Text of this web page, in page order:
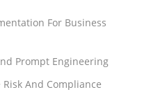
For Business
Prompt Engineering
And Compliance